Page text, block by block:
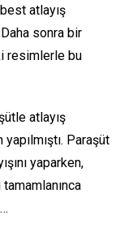
atlayış
sonra bir
resimlerle bu
atlayış
Paraşüt
yaparken,